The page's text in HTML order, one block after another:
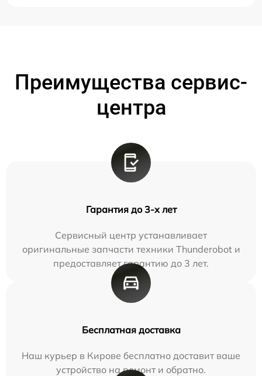
Преимущества сервис-
центра
Гарантия до 3-х лет
Сервисный центр устанавливает
оригинальные запчасти техники Thunderobot и
предоставляет гарантию до 3 лет.
Бесплатная доставка
Наш курьер в Кирове бесплатно доставит ваше
устройство на ремонт и обратно.